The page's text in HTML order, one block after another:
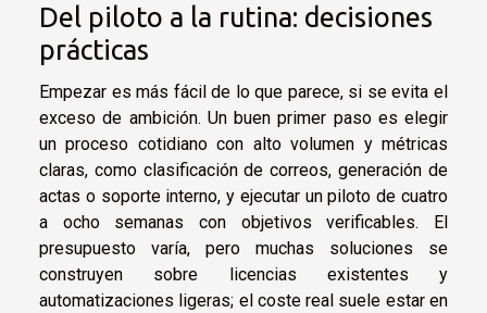
Del piloto a la rutina: decisiones
prácticas
Empezar es más fácil de lo que parece, si se evita el
exceso de ambición. Un buen primer paso es elegir
un proceso cotidiano con alto volumen y métricas
claras, como clasificación de correos, generación de
actas o soporte interno, y ejecutar un piloto de cuatro
a ocho semanas con objetivos verificables. El
presupuesto varía, pero muchas soluciones se
construyen sobre licencias existentes y
automatizaciones ligeras; el coste real suele estar en